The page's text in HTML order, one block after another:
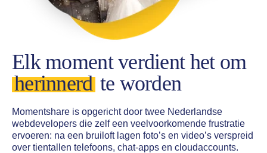
Elk moment verdient het om
herinnerdte worden
Momentshare is opgericht door twee Nederlandse
webdevelopers die zelf een veelvoorkomende frustratie
ervoeren: na een bruiloft lagen foto’s en video’s verspreid
over tientallen telefoons, chat-apps en cloudaccounts.